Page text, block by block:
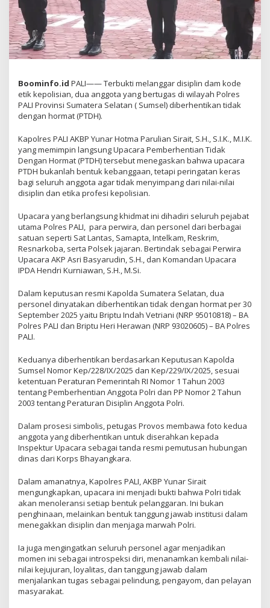
Boominfo.id PALI—— Terbukti melanggar disiplin dam kode
etik kepolisian, dua anggota yang bertugas di wilayah Polres
PALI Provinsi Sumatera Selatan ( Sumsel) diberhentikan tidak
dengan hormat (PTDH).
Kapolres PALI AKBP Yunar Hotma Parulian Sirait, S.H., S.I.K., M.I.K.
yang memimpin langsung Upacara Pemberhentian Tidak
Dengan Hormat (PTDH) tersebut menegaskan bahwa upacara
PTDH bukanlah bentuk kebanggaan, tetapi peringatan keras
bagi seluruh anggota agar tidak menyimpang dari nilai-nilai
disiplin dan etika profesi kepolisian.
Upacara yang berlangsung khidmat ini dihadiri seluruh pejabat
utama Polres PALI, para perwira, dan personel dari berbagai
satuan seperti Sat Lantas, Samapta, Intelkam, Reskrim,
Resnarkoba, serta Polsek jajaran. Bertindak sebagai Perwira
Upacara AKP Asri Basyarudin, S.H., dan Komandan Upacara
IPDA Hendri Kurniawan, S.H., M.Si.
Dalam keputusan resmi Kapolda Sumatera Selatan, dua
personel dinyatakan diberhentikan tidak dengan hormat per 30
September 2025 yaitu Briptu Indah Vetriani (NRP 95010818) – BA
Polres PALI dan Briptu Heri Herawan (NRP 93020605) – BA Polres
PALI.
Keduanya diberhentikan berdasarkan Keputusan Kapolda
Sumsel Nomor Kep/228/IX/2025 dan Kep/229/IX/2025, sesuai
ketentuan Peraturan Pemerintah RI Nomor 1 Tahun 2003
tentang Pemberhentian Anggota Polri dan PP Nomor 2 Tahun
2003 tentang Peraturan Disiplin Anggota Polri.
Dalam prosesi simbolis, petugas Provos membawa foto kedua
anggota yang diberhentikan untuk diserahkan kepada
Inspektur Upacara sebagai tanda resmi pemutusan hubungan
dinas dari Korps Bhayangkara.
Dalam amanatnya, Kapolres PALI, AKBP Yunar Sirait
mengungkapkan, upacara ini menjadi bukti bahwa Polri tidak
akan menoleransi setiap bentuk pelanggaran. Ini bukan
penghinaan, melainkan bentuk tanggung jawab institusi dalam
menegakkan disiplin dan menjaga marwah Polri.
Ia juga mengingatkan seluruh personel agar menjadikan
momen ini sebagai introspeksi diri, menanamkan kembali nilai-
nilai kejujuran, loyalitas, dan tanggung jawab dalam
menjalankan tugas sebagai pelindung, pengayom, dan pelayan
masyarakat.